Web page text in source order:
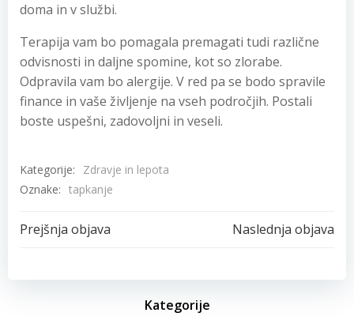
doma in v službi.
Terapija vam bo pomagala premagati tudi različne
odvisnosti in daljne spomine, kot so zlorabe.
Odpravila vam bo alergije. V red pa se bodo spravile
finance in vaše življenje na vseh področjih. Postali
boste uspešni, zadovoljni in veseli.
Kategorije:
Zdravje in lepota
Oznake: tapkanje
Post
navigation
Prejšnja objava
Post
navigation
Naslednja objava
Kategorije